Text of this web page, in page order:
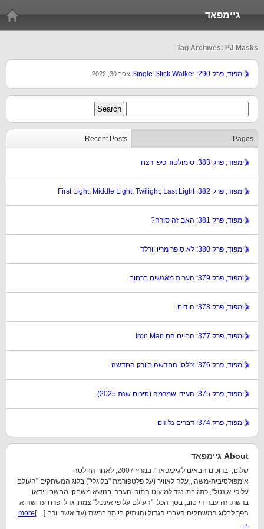
גיימפאד
Tag Archives: PJ Masks
גיימפוד, פרק 290: Single-Stick Walker אפר 30, 2022
Recent Posts Pages
גיימפוד, פרק 383: סימולטור כיפי רצח
גיימפוד, פרק 382: First Light, Middle Light, Twilight, Last Light
גיימפוד, פרק 381: האם זה סורה?
גיימפוד, פרק 380: לא סופר מריו וורלד
גיימפוד, פרק 379: הערות מאנשים ברחוב
גיימפוד, פרק 378: הודים
גיימפוד, פרק 377: החיים הם Iron Man
גיימפוד, פרק 376: צ'לסי החדשה ביורק החדשה
גיימפוד, פרק 375: העידן שמרמה (סיכום שנת 2025)
גיימפוד, פרק 374: דברים נלוזים
About גיימפאד
שלום, וברוכים הבאים ל'גיימפאד'! במרץ 2007, לאחר החלטה
אימפולסיבית-משהו, עלה לאוויר (על פלטפורמת "בלוגלי") בלוג המשחקים "העולם
על פי אינטל", כתגובת-נגד למיעוט התוכן העברי בנושא משחקי מחשב ווידאו
ברשת. זה עבד די טוב, בסך הכל. "העולם על פי אינטל" צמח, גדל ופרח עד שהוא
הפך לבלוג המשחקים העברי הגדול והוותיק ביותר ברשת (עד אשר יוכח […] more
→